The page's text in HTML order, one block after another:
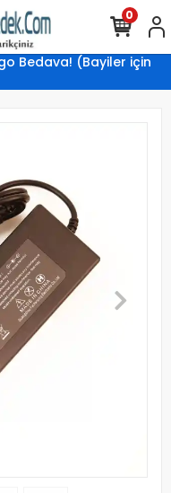
Bedava! (Bayiler için
0